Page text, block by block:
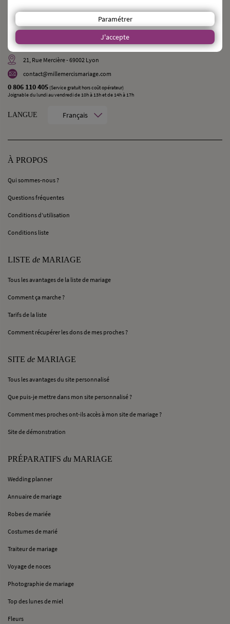
CONTACT
MilleMercisMariage - Société M Pour Toujours :
21, Rue Mercière - 69002 Lyon
contact@millemercismariage.com
0 806 110 405 (Service gratuit hors coût opérateur)
Joignable du lundi au vendredi de 10h à 13h et de 14h à 17h
LANGUE Français
À PROPOS
Qui sommes-nous ?
Questions fréquentes
Conditions d’utilisation
Conditions liste
LISTE de MARIAGE
Tous les avantages de la liste de mariage
Comment ça marche ?
Tarifs de la liste
Comment récupérer les dons de mes proches ?
SITE de MARIAGE
Tous les avantages du site personnalisé
Que puis-je mettre dans mon site personnalisé ?
Comment mes proches ont-ils accès à mon site de mariage ?
Site de démonstration
PRÉPARATIFS du MARIAGE
Wedding planner
Annuaire de mariage
Robes de mariée
Costumes de marié
Traiteur de mariage
Voyage de noces
Photographie de mariage
Top des lunes de miel
Fleurs
Paramétrer
J'accepte